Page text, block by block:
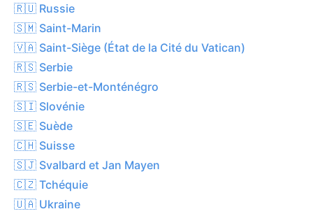
🇷🇺 Russie
🇸🇲 Saint-Marin
🇻🇦 Saint-Siège (État de la Cité du Vatican)
🇷🇸 Serbie
🇷🇸 Serbie-et-Monténégro
🇸🇮 Slovénie
🇸🇪 Suède
🇨🇭 Suisse
🇸🇯 Svalbard et Jan Mayen
🇨🇿 Tchéquie
🇺🇦 Ukraine